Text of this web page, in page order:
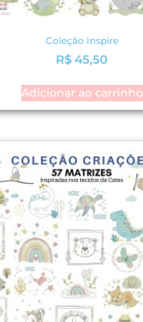
Coleção Inspire
R$ 45,50
Adicionar ao carrinho